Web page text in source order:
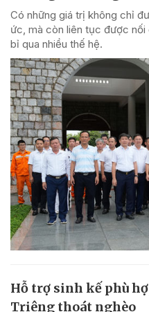
Có những giá trị không chỉ
ức, mà còn liên tục được nối
bỉ qua nhiều thế hệ.
Hỗ trợ sinh kế phù
Triêng thoát nghèo